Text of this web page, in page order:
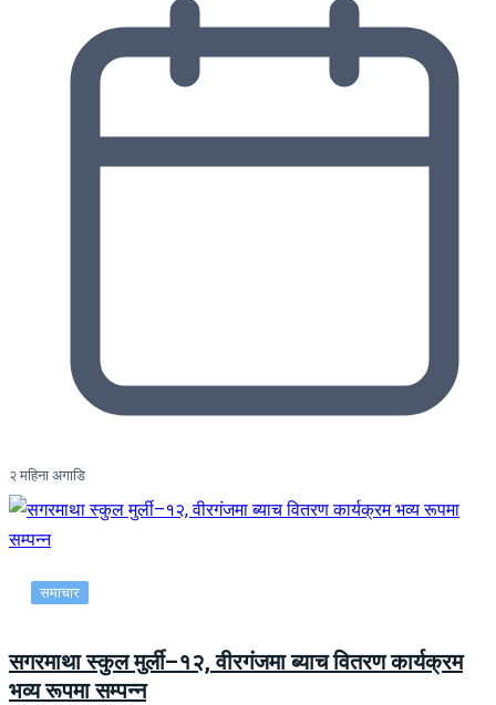
२ महिना अगाडि
समाचार
सगरमाथा स्कुल मुर्ली–१२, वीरगंजमा ब्याच वितरण कार्यक्रम
भव्य रूपमा सम्पन्न